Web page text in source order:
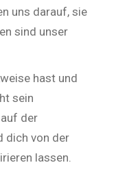
uns darauf, sie
sind unser
hast und
sein
der
dich von der
lassen.